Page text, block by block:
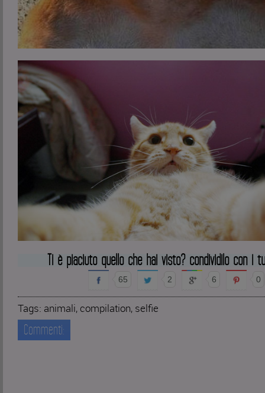
Ti è piaciuto quello che hai visto? condividilo con i
65 2 6 0
Tags: animali, compilation, selfie
Commenti: